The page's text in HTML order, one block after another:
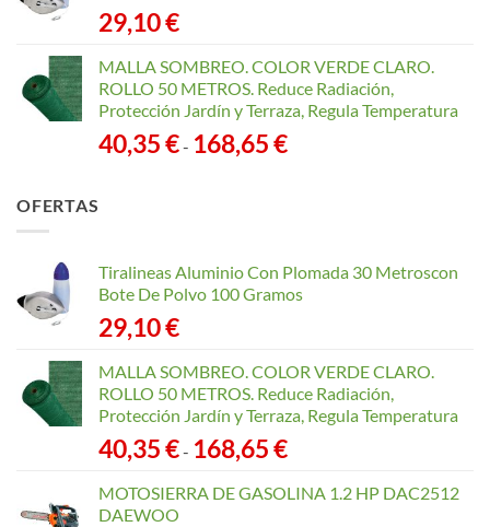
29,10€
MALLA SOMBREO. COLOR VERDE CLARO.
ROLLO 50 METROS. Reduce Radiación,
Protección Jardín y Terraza, Regula Temperatura
40,35€- 168,65€Rango
168,65 €
OFERTAS
Tiralineas Aluminio Con Plomada 30 Metroscon
Bote De Polvo 100 Gramos
29,10€
MALLA SOMBREO. COLOR VERDE CLARO.
ROLLO 50 METROS. Reduce Radiación,
Protección Jardín y Terraza, Regula Temperatura
40,35€- 168,65€Rango
precios:
MOTOSIERRA DE GASOLINA 1.2 HP DAC2512
DAEWOO